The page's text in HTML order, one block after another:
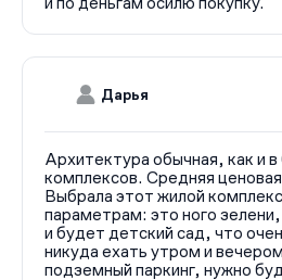
Дарья
Архитектура обычная, как и
комплексов. Средняя
Выбрала этот жилой
параметрам: это ного
и будет детский сад, что
никуда ехать утром и
подземный паркинг, нужно